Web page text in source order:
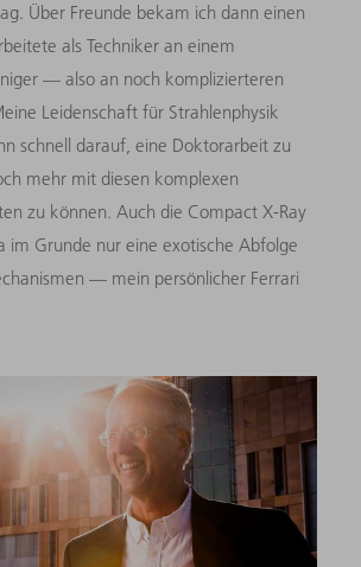
Über Freunde bekam ich dann einen
als Techniker an einem
— also an noch komplizierteren
Leidenschaft für Strahlenphysik
schnell darauf, eine Doktorarbeit zu
mehr mit diesen komplexen
zu können. Auch die Compact X-Ray
im Grunde nur eine exotische Abfolge
— mein persönlicher Ferrari